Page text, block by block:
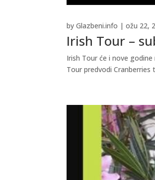
Irish Tour –
byGlazbeni.info |ožu 22,
Irish Tour će i nove
Tour predvodi Cranberries